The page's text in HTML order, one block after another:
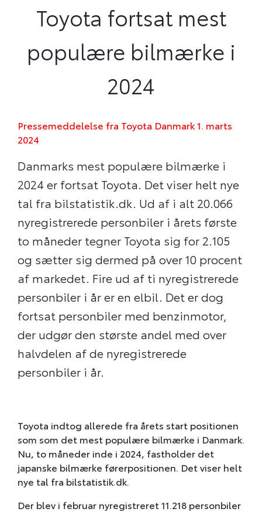
Toyota fortsat mest
populære bilmærke i
2024
Pressemeddelelse fra Toyota Danmark 1. marts
2024
Danmarks mest populære bilmærke i
2024 er fortsat Toyota. Det viser helt nye
tal fra bilstatistik.dk. Ud af i alt 20.066
nyregistrerede personbiler i årets første
to måneder tegner Toyota sig for 2.105
og sætter sig dermed på over 10 procent
af markedet. Fire ud af ti nyregistrerede
personbiler i år er en elbil. Det er dog
fortsat personbiler med benzinmotor,
der udgør den største andel med over
halvdelen af de nyregistrerede
personbiler i år.
Toyota indtog allerede fra årets start positionen
som som det mest populære bilmærke i Danmark.
Nu, to måneder inde i 2024, fastholder det
japanske bilmærke førerpositionen. Det viser helt
nye tal fra bilstatistik.dk.
Der blev i februar nyregistreret 11.218 personbiler